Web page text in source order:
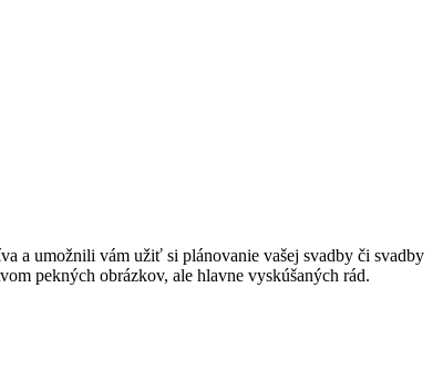
a umožnili vám užiť si plánovanie vašej svadby či svadby
pekných obrázkov, ale hlavne vyskúšaných rád.